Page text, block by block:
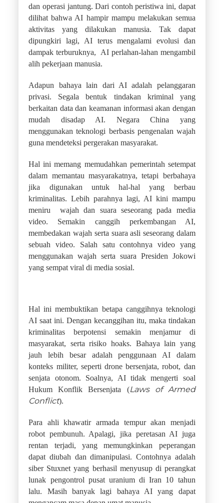
dan operasi jantung. Dari contoh peristiwa ini, dapat
dilihat bahwa AI hampir mampu melakukan semua
aktivitas yang dilakukan manusia. Tak dapat
dipungkiri lagi, AI terus mengalami evolusi dan
dampak terburuknya, AI perlahan-lahan mengambil
alih pekerjaan manusia.
Adapun bahaya lain dari AI adalah pelanggaran
privasi. Segala bentuk tindakan kriminal yang
berkaitan data dan keamanan informasi akan dengan
mudah disadap AI. Negara China yang
menggunakan teknologi berbasis pengenalan wajah
guna mendeteksi pergerakan masyarakat.
Hal ini memang memudahkan pemerintah setempat
dalam memantau masyarakatnya, tetapi berbahaya
jika digunakan untuk hal-hal yang berbau
kriminalitas. Lebih parahnya lagi, AI kini mampu
meniru wajah dan suara seseorang pada media
video. Semakin canggih perkembangan AI,
membedakan wajah serta suara asli seseorang dalam
sebuah video. Salah satu contohnya video yang
menggunakan wajah serta suara Presiden Jokowi
yang sempat viral di media sosial.
Hal ini membuktikan betapa canggihnya teknologi
AI saat ini. Dengan kecanggihan itu, maka tindakan
kriminalitas berpotensi semakin menjamur di
masyarakat, serta risiko hoaks. Bahaya lain yang
jauh lebih besar adalah penggunaan AI dalam
konteks militer, seperti drone bersenjata, robot, dan
senjata otonom. Soalnya, AI tidak mengerti soal
Hukum Konflik Bersenjata (Laws of Armed
Conflict).
Para ahli khawatir armada tempur akan menjadi
robot pembunuh. Apalagi, jika peretasan AI juga
rentan terjadi, yang memungkinkan peperangan
dapat diubah dan dimanipulasi. Contohnya adalah
siber Stuxnet yang berhasil menyusup di perangkat
lunak pengontrol pusat uranium di Iran 10 tahun
lalu. Masih banyak lagi bahaya AI yang dapat